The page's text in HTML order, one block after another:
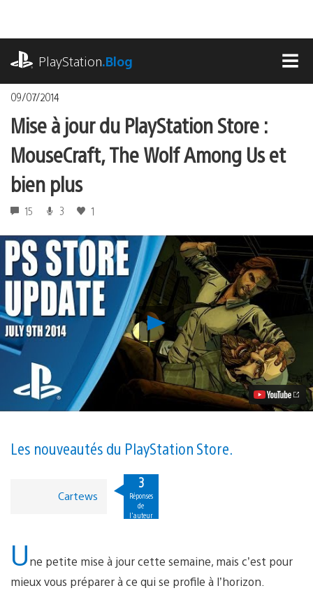
contenu
PlayStation.Blog
09/07/2014
Mise à jour du PlayStation Store :
MouseCraft, The Wolf Among Us et
bien plus
15 3 1
Lancer
vidéo
Mise
à
jour
du
PlayStation
MouseCraft,
The
Les nouveautés du PlayStation Store.
Cartews
3
Réponses
de
l'auteur
Une petite mise à jour cette semaine, mais c’est pour
mieux vous préparer à ce qui se profile à l’horizon.